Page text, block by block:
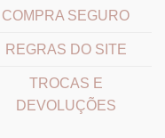
COMPRA SEGURO
REGRAS DO SITE
TROCAS E
DEVOLUÇÕES